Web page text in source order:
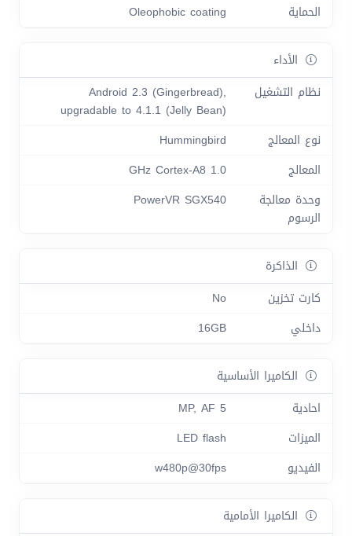
الحماية
Oleophobic coating
الأداء
نظام التشغيل
Android 2.3 (Gingerbread),
upgradable to 4.1.1 (Jelly Bean)
نوع المعالج
Hummingbird
المعالج
1.0 GHz Cortex-A8
وحدة معالجة
الرسوم
PowerVR SGX540
الذاكرة
كارت تخزين
No
داخلي
16GB
الكاميرا الأساسية
احادية
5 MP, AF
الميزات
LED flash
الفيديو
w480p@30fps
الكاميرا الأمامية